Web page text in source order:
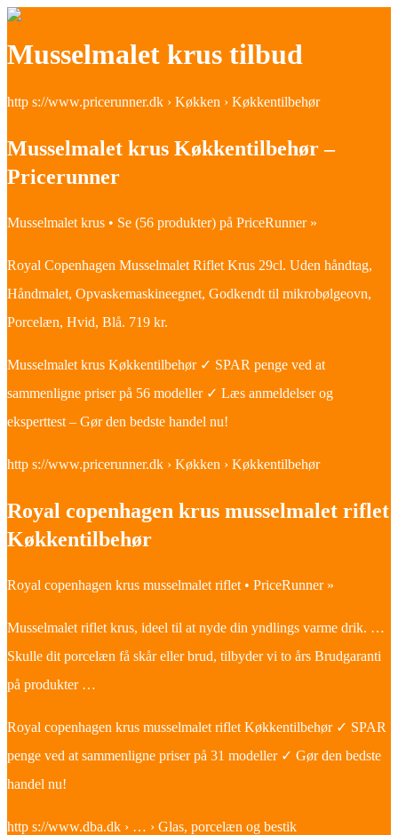
Musselmalet krus tilbud
http s://www.pricerunner.dk › Køkken › Køkkentilbehør
Musselmalet krus Køkkentilbehør –
Pricerunner
Musselmalet krus • Se (56 produkter) på PriceRunner »
Royal Copenhagen Musselmalet Riflet Krus 29cl. Uden håndtag,
Håndmalet, Opvaskemaskineegnet, Godkendt til mikrobølgeovn,
Porcelæn, Hvid, Blå. 719 kr.
Musselmalet krus Køkkentilbehør ✓ SPAR penge ved at
sammenligne priser på 56 modeller ✓ Læs anmeldelser og
eksperttest – Gør den bedste handel nu!
http s://www.pricerunner.dk › Køkken › Køkkentilbehør
Royal copenhagen krus musselmalet riflet
Køkkentilbehør
Royal copenhagen krus musselmalet riflet • PriceRunner »
Musselmalet riflet krus, ideel til at nyde din yndlings varme drik. …
Skulle dit porcelæn få skår eller brud, tilbyder vi to års Brudgaranti
på produkter …
Royal copenhagen krus musselmalet riflet Køkkentilbehør ✓ SPAR
penge ved at sammenligne priser på 31 modeller ✓ Gør den bedste
handel nu!
http s://www.dba.dk › … › Glas, porcelæn og bestik